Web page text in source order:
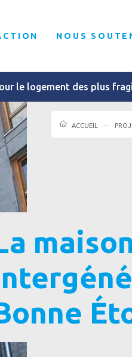
NOUS
le logement des plus
ACCUEIL